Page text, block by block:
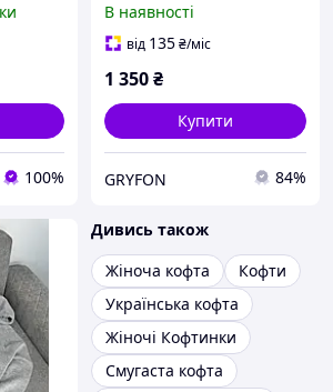
100%
на флісі
В наявності
від 135₴/міс
1 350₴
Купити
GRYFON 84%
Дивись також
Жіноча кофта
Кофти
Українська кофта
Жіночі Кофтинки
Смугаста кофта